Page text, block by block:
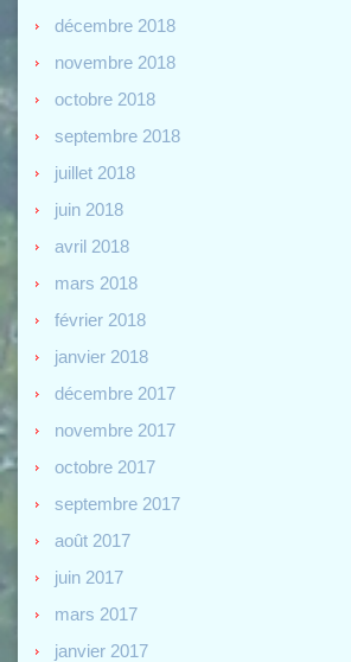
décembre 2018
novembre 2018
octobre 2018
septembre 2018
juillet 2018
juin 2018
avril 2018
mars 2018
février 2018
janvier 2018
décembre 2017
novembre 2017
octobre 2017
septembre 2017
août 2017
juin 2017
mars 2017
janvier 2017